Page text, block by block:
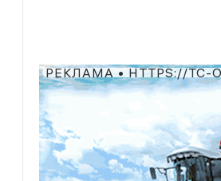
РЕКЛАМА • HTTPS://TC-